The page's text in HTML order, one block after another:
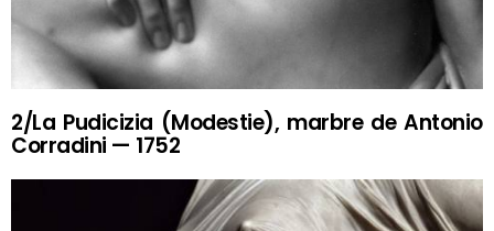
2/La Pudicizia (Modestie), marbre de Antonio
Corradini — 1752